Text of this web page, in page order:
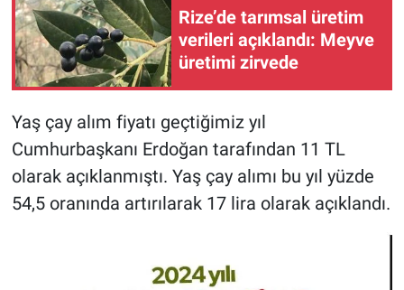
Rize’de tarımsal üretim
verileri açıklandı: Meyve
üretimi zirvede
Yaş çay alım fiyatı geçtiğimiz yıl
Cumhurbaşkanı Erdoğan tarafından 11 TL
olarak açıklanmıştı. Yaş çay alımı bu yıl yüzde
54,5 oranında artırılarak 17 lira olarak açıklandı.